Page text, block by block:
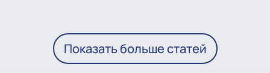
Показать больше статей